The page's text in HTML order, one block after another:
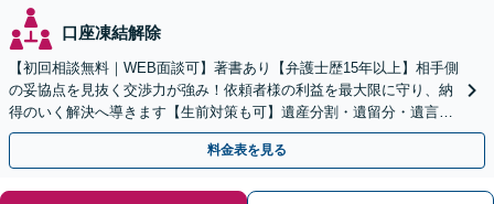
口座凍結解除
【初回相談無料｜WEB面談可】著書あり【弁護士歴15年以上】相手側
の妥協点を見抜く交渉力が強み！依頼者様の利益を最大限に守り、納
得のいく解決へ導きます【生前対策も可】遺産分割・遺留分・遺言書
作成などご相談を【他士業連携】【個室】
料金表を見る